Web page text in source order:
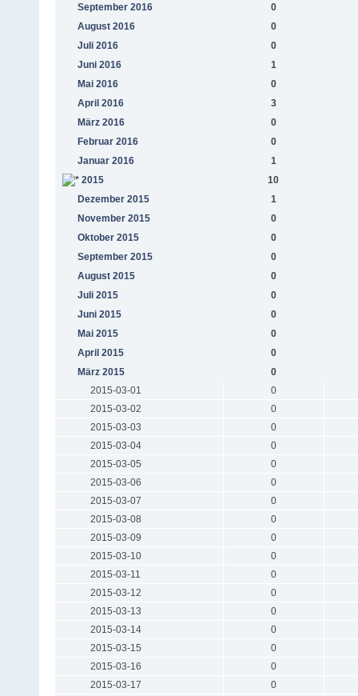
September 2016
0
August 2016
0
Juli 2016
0
Juni 2016
1
Mai 2016
0
April 2016
3
März 2016
0
Februar 2016
0
Januar 2016
1
2015
10
Dezember 2015
1
November 2015
0
Oktober 2015
0
September 2015
0
August 2015
0
Juli 2015
0
Juni 2015
0
Mai 2015
0
April 2015
0
März 2015
0
2015-03-01
0
2015-03-02
0
2015-03-03
0
2015-03-04
0
2015-03-05
0
2015-03-06
0
2015-03-07
0
2015-03-08
0
2015-03-09
0
2015-03-10
0
2015-03-11
0
2015-03-12
0
2015-03-13
0
2015-03-14
0
2015-03-15
0
2015-03-16
0
2015-03-17
0